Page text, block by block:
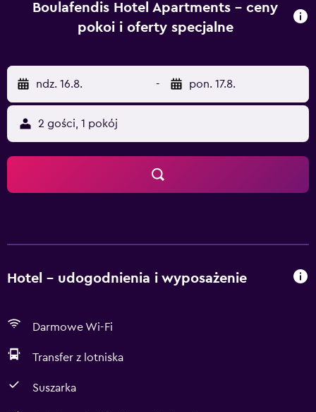
Boulafendis Hotel Apartments – ceny
pokoi i oferty specjalne
ndz. 16.8. - pon. 17.8.
2 gości, 1 pokój
Hotel – udogodnienia i wyposażenie
Darmowe Wi-Fi
Transfer z lotniska
Suszarka